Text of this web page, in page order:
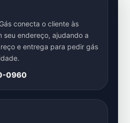
conecta o cliente às
seu endereço, ajudando a
e entrega para pedir gás
0960